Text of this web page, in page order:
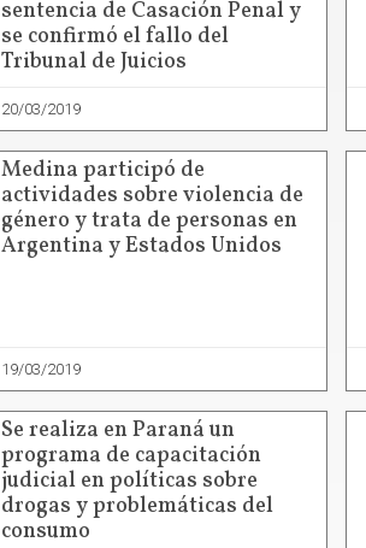
sentencia de Casación Penal y
se confirmó el fallo del
Tribunal de Juicios
20/03/2019
Medina participó de
actividades sobre violencia de
género y trata de personas en
Argentina y Estados Unidos
19/03/2019
Se realiza en Paraná un
programa de capacitación
judicial en políticas sobre
drogas y problemáticas del
consumo